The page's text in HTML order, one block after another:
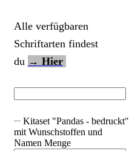
Alle verfügbaren
Schriftarten findest
du → Hier
Kitaset "Pandas - bedruckt"
mit Wunschstoffen und
Namen Menge